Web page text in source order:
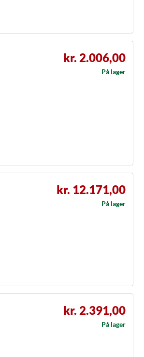
kr. 2.006,00
På lager
kr. 12.171,00
På lager
kr. 2.391,00
På lager